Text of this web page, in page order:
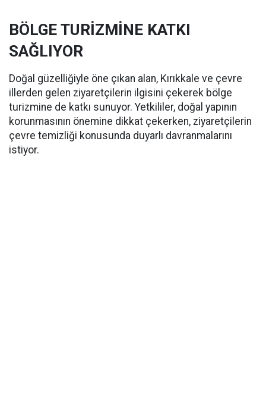
BÖLGE TURİZMİNE KATKI
SAĞLIYOR
Doğal güzelliğiyle öne çıkan alan, Kırıkkale ve çevre
illerden gelen ziyaretçilerin ilgisini çekerek bölge
turizmine de katkı sunuyor. Yetkililer, doğal yapının
korunmasının önemine dikkat çekerken, ziyaretçilerin
çevre temizliği konusunda duyarlı davranmalarını
istiyor.